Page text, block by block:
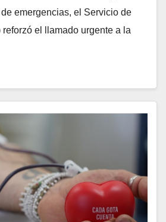
emergencias, el Servicio de
el llamado urgente a la